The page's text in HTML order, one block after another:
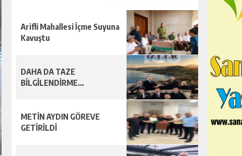
Arifli Mahallesi İçme Suyuna
Kavuştu
DAHA DA TAZE
BİLGİLENDİRME…
METİN AYDIN GÖREVE
GETİRİLDİ